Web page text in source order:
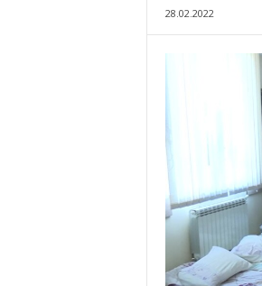
28.02.2022